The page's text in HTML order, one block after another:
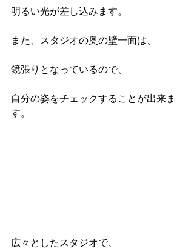
明るい光が差し込みます。
また、スタジオの奥の壁一面は、
鏡張りとなっているので、
自分の姿をチェックすることが出来ま
す。
広々としたスタジオで、